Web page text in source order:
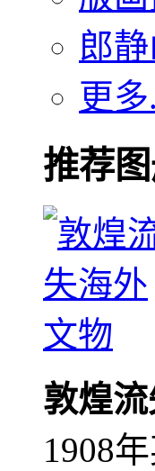
郎静
更多
推荐
敦煌
1908